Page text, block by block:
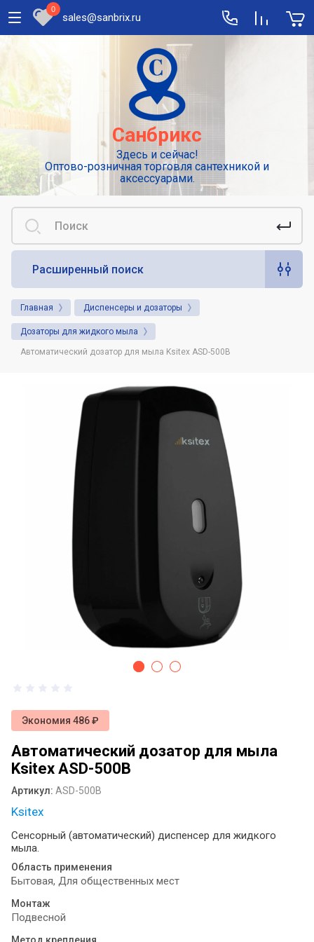
Полезная информация
Сушилки для рук
Высокоскоростные погружные сушилки
для рук
Смесители: виды и особенности
выбора
Сенсорные или автоматические
смесители
Диспенсеры для туалетной бумаги
Душевая система. Назначение и советы
по выбору.
преимущества использования
Фены настенные: назначение, виды,
область использования
Что нужно знать о диспенсерах для
бумажных полотенец
Какая разница между расценками на
установку или демонтаж сушилок для
рук в сметах и в чём нюансы
Какие настенные фены предпочитают
гостиничные комплексы и спортивные
Дозаторы для жидкого мыла и
антисептика: как выбрать идеальное
решение для вашего пространства ?
Сушилка для рук монтаж
Электрические сушилки для рук:
практичное решение для современных
санитарных зон
как мелочи создают комфорт и
спасают репутацию бизнеса
Примеры определения системы Tork
для диспенсеров туалетной бумаги
разных брендов
Листовая туалетная бумага или
sales@sanbrix.ru
0
Санбрикс
Здесь и сейчас!
Оптово-розничная торговля сантехникой и
аксессуарами.
Расширенный поиск
Главная Диспенсеры и дозаторы
Дозаторы для жидкого мыла
Автоматический дозатор для мыла Ksitex ASD-500B
Экономия 486 ₽
Автоматический дозатор для мыла
Ksitex ASD-500B
Артикул: ASD-500B
Ksitex
Сенсорный (автоматический) диспенсер для жидкого
мыла.
Область применения
Бытовая, Для общественных мест
Монтаж
Подвесной